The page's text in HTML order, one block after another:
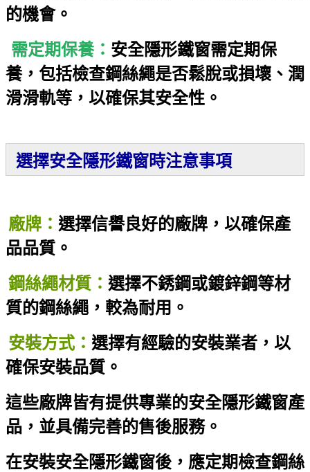
的機會。
需定期保養： 安全隱形鐵窗需定期保
養，包括檢查鋼絲繩是否鬆脫或損壞、潤
滑滑軌等，以確保其安全性。
選擇安全隱形鐵窗時注意事項
廠牌： 選擇信譽良好的廠牌，以確保產
品品質。
鋼絲繩材質： 選擇不銹鋼或鍍鋅鋼等材
質的鋼絲繩，較為耐用。
安裝方式： 選擇有經驗的安裝業者，以
確保安裝品質。
這些廠牌皆有提供專業的安全隱形鐵窗產
品，並具備完善的售後服務。
在安裝安全隱形鐵窗後，應定期檢查鋼絲